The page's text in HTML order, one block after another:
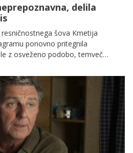
delila
šova Kmetija
ponovno pritegnila
z osveženo podobo, temveč